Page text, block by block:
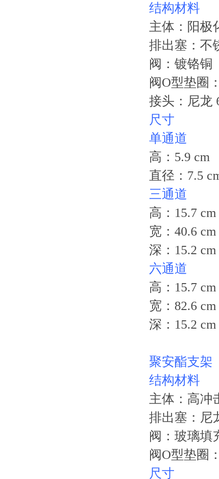
结构材料
主体：阳极
排出塞：不
阀：镀铬铜
阀O型垫
接头：尼龙
尺寸
单通道
高：5.9 cm
直径：7.5
三通道
高：15.7
宽：40.6
深：15.2
六通道
高：15.7
宽：82.6
深：15.2
聚安酯支架
结构材料
主体：高冲
排出塞：尼
阀：玻璃填
阀O型垫圈
尺寸